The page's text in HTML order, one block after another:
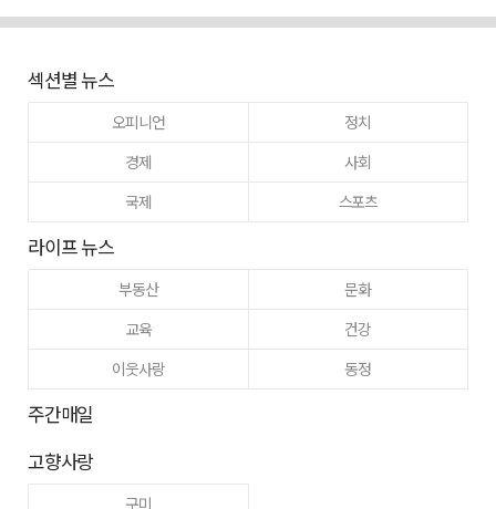
섹션별 뉴스
오피니언
정치
경제
사회
국제
스포츠
라이프 뉴스
부동산
문화
교육
건강
이웃사랑
동정
주간매일
고향사랑
구미